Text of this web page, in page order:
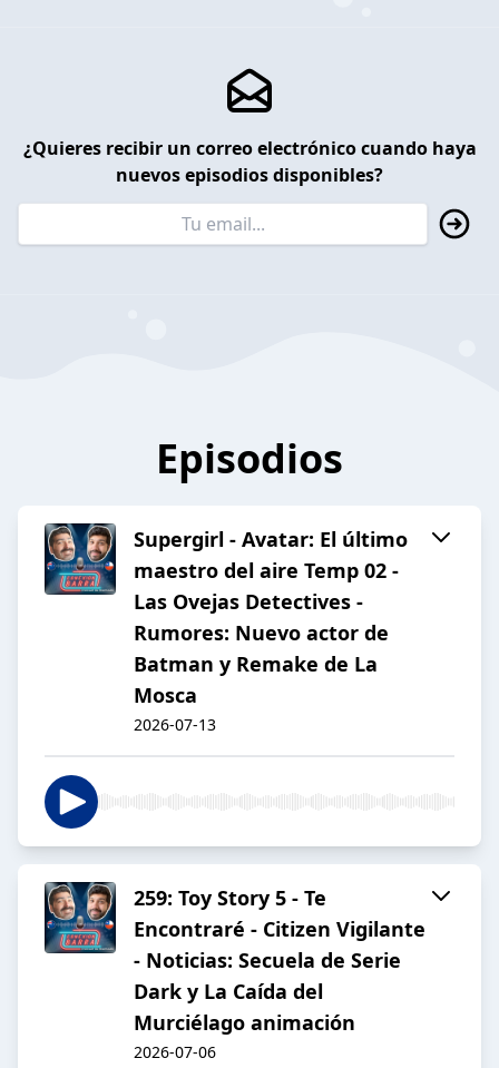
¿Quieres recibir un correo electrónico cuando haya
nuevos episodios disponibles?
Episodios
Supergirl - Avatar: El último
maestro del aire Temp 02 -
Las Ovejas Detectives -
Rumores: Nuevo actor de
Batman y Remake de La
Mosca
2026-07-13
259: Toy Story 5 - Te
Encontraré - Citizen Vigilante
- Noticias: Secuela de Serie
Dark y La Caída del
Murciélago animación
2026-07-06